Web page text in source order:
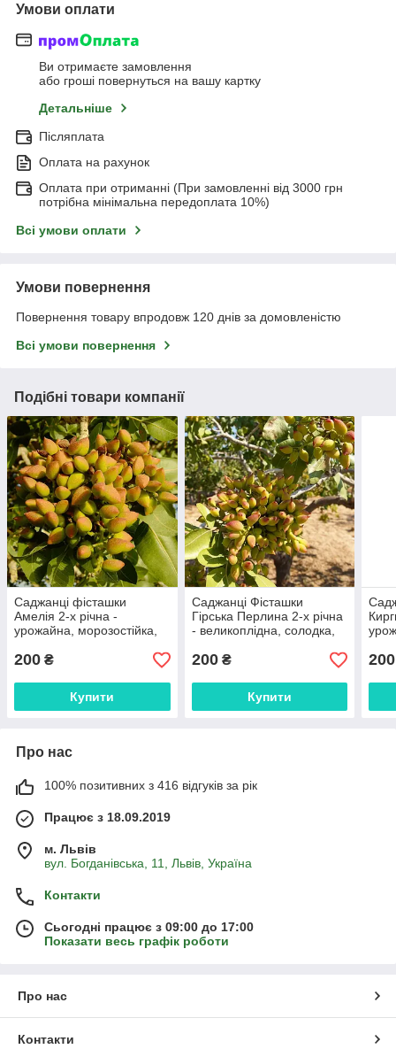
Умови оплати
Ви отримаєте замовлення
або гроші повернуться на вашу картку
Детальніше
Післяплата
Оплата на рахунок
Оплата при отриманні (При замовленні від 3000 грн
потрібна мінімальна передоплата 10%)
Всі умови оплати
Умови повернення
Повернення товару впродовж 120 днів за домовленістю
Всі умови повернення
Подібні товари компанії
Саджанці фісташки
Амелія 2-х річна -
урожайна, морозостійка,
200 ₴
Купити
Саджанці Фісташки
Гірська Перлина 2-х річна
- великоплідна, солодка,
200₴
Купити
200
Про нас
100% позитивних з 416 відгуків за рік
Працює з 18.09.2019
м. Львів
вул. Богданівська, 11, Львів, Україна
Контакти
Сьогодні працює з 09:00 до 17:00
Показати весь графік роботи
Про нас
Контакти